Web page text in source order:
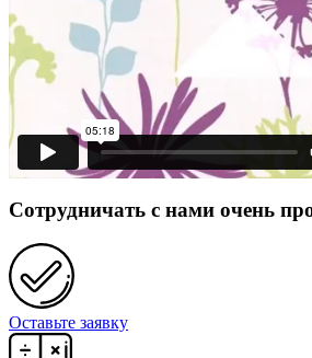
Сотрудничать с нами очень
Оставьте заявку